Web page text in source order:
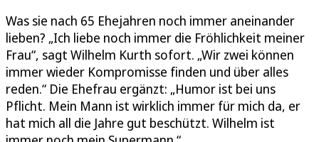
Was sie nach 65 Ehejahren noch immer aneinander
lieben? „Ich liebe noch immer die Fröhlichkeit meiner
Frau“, sagt Wilhelm Kurth sofort. „Wir zwei können
immer wieder Kompromisse finden und über alles
reden.“ Die Ehefrau ergänzt: „Humor ist bei uns
Pflicht. Mein Mann ist wirklich immer für mich da, er
hat mich all die Jahre gut beschützt. Wilhelm ist